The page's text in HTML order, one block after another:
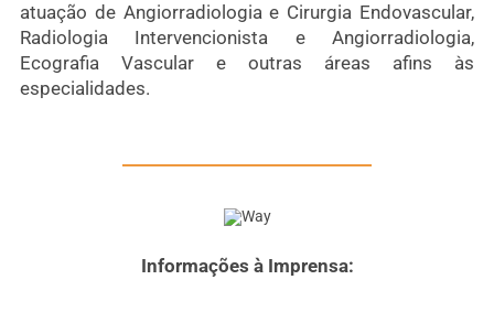
atuação de Angiorradiologia e Cirurgia Endovascular,
Radiologia Intervencionista e Angiorradiologia,
Ecografia Vascular e outras áreas afins às
especialidades.
Informações à Imprensa: